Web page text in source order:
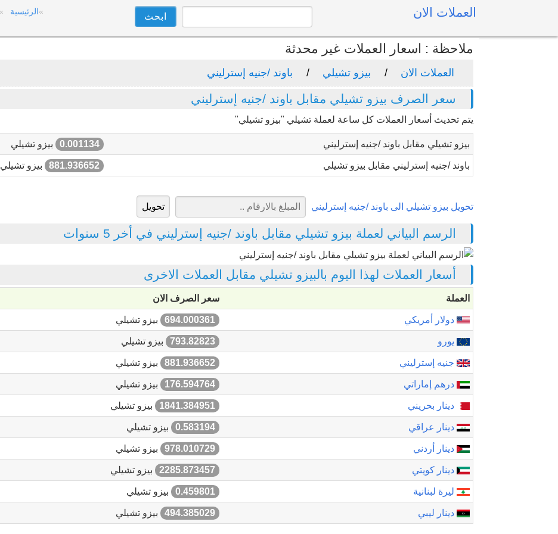
العملات الان الرئيسية
ملاحظة : اسعار العملات غير محدثة
العملات الان بيزو تشيلي باوند /جنيه إسترليني
سعر الصرف بيزو تشيلي مقابل باوند /جنيه إسترليني
يتم تحديث أسعار العملات كل ساعة لعملة تشيلي "بيزو تشيلي"
بيزو تشيلي مقابل باوند /جنيه إسترليني 0.001134 بيزو تشيلي
باوند /جنيه إسترليني مقابل بيزو تشيلي 881.936652 بيزو تشيلي
تحويل بيزو تشيلي الى باوند /جنيه إسترليني
الرسم البياني لعملة بيزو تشيلي مقابل باوند /جنيه إسترليني في أخر 5 سنوات
أسعار العملات لهذا اليوم بالبيزو تشيلي مقابل العملات الاخرى
العملة سعر الصرف الان
دولار أمريكي 694.000361 بيزو تشيلي
يورو 793.82823 بيزو تشيلي
جنيه إسترليني 881.936652 بيزو تشيلي
درهم إماراتي 176.594764 بيزو تشيلي
دينار بحريني 1841.384951 بيزو تشيلي
دينار عراقي 0.583194 بيزو تشيلي
دينار أردني 978.010729 بيزو تشيلي
دينار كويتي 2285.873457 بيزو تشيلي
ليرة لبنانية 0.459801 بيزو تشيلي
دينار ليبي 494.385029 بيزو تشيلي